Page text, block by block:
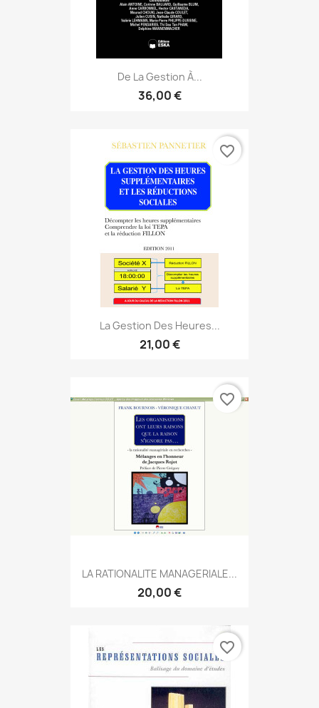
De La Gestion À...
36,00 €
La Gestion Des Heures...
21,00 €
favorite_border
LA RATIONALITE MANAGERIALE...
20,00 €
favorite_border
favorite_border